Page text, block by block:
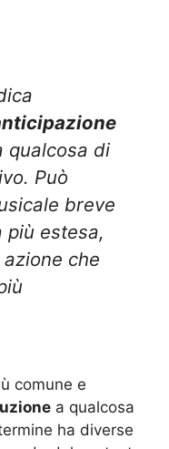
qualcosa di
Può
breve
più estesa,
che
comune e
a qualcosa
ha diverse